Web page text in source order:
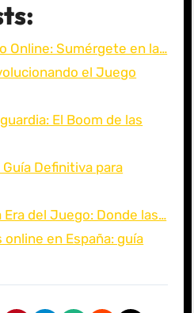
Online: Sumérgete en la…
el Juego
El Boom de las
Definitiva para
Era del Juego: Donde las…
online en España: guía